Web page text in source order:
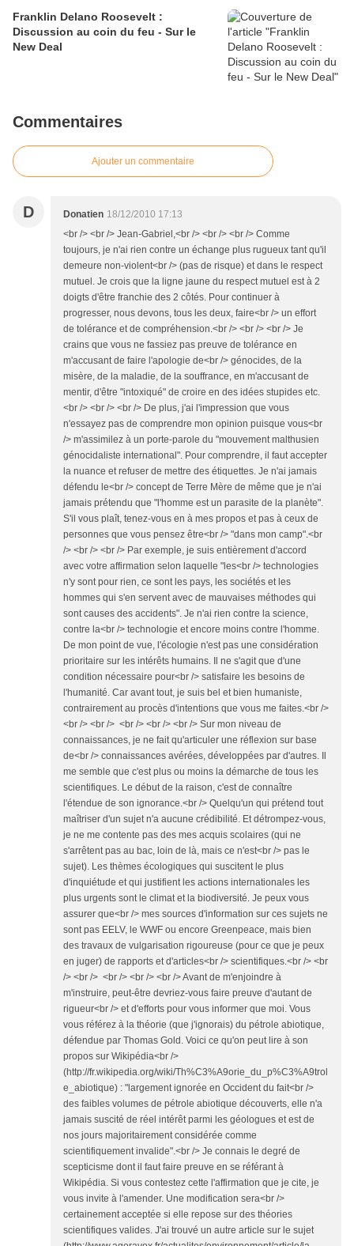
Franklin Delano Roosevelt :
Discussion au coin du feu - Sur le
New Deal
Commentaires
Ajouter un commentaire
D Donatien 18/12/2010 17:13
<br /> <br /> Jean-Gabriel,<br /> <br /> <br /> Comme
toujours, je n'ai rien contre un échange plus rugueux tant qu'il
demeure non-violent<br /> (pas de risque) et dans le respect
mutuel. Je crois que la ligne jaune du respect mutuel est à 2
doigts d'être franchie des 2 côtés. Pour continuer à
progresser, nous devons, tous les deux, faire<br /> un effort
de tolérance et de compréhension.<br /> <br /> <br /> Je
crains que vous ne fassiez pas preuve de tolérance en
m'accusant de faire l'apologie de<br /> génocides, de la
misère, de la maladie, de la souffrance, en m'accusant de
mentir, d'être "intoxiqué" de croire en des idées stupides etc.
<br /> <br /> <br /> De plus, j'ai l'impression que vous
n'essayez pas de comprendre mon opinion puisque vous<br
/> m'assimilez à un porte-parole du "mouvement malthusien
génocidaliste international". Pour comprendre, il faut accepter
la nuance et refuser de mettre des étiquettes. Je n'ai jamais
défendu le<br /> concept de Terre Mère de même que je n'ai
jamais prétendu que "l'homme est un parasite de la planète".
S'il vous plaît, tenez-vous en à mes propos et pas à ceux de
personnes que vous pensez être<br /> "dans mon camp".<br
/> <br /> <br /> Par exemple, je suis entièrement d'accord
avec votre affirmation selon laquelle "les<br /> technologies
n'y sont pour rien, ce sont les pays, les sociétés et les
hommes qui s'en servent avec de mauvaises méthodes qui
sont causes des accidents". Je n'ai rien contre la science,
contre la<br /> technologie et encore moins contre l'homme.
De mon point de vue, l'écologie n'est pas une considération
prioritaire sur les intérêts humains. Il ne s'agit que d'une
condition nécessaire pour<br /> satisfaire les besoins de
l'humanité. Car avant tout, je suis bel et bien humaniste,
contrairement au procès d'intentions que vous me faites.<br />
<br /> <br /> <br /> <br /> <br /> Sur mon niveau de
connaissances, je ne fait qu'articuler une réflexion sur base
de<br /> connaissances avérées, développées par d'autres. Il
me semble que c'est plus ou moins la démarche de tous les
scientifiques. Le début de la raison, c'est de connaître
l'étendue de son ignorance.<br /> Quelqu'un qui prétend tout
maîtriser d'un sujet n'a aucune crédibilité. Et détrompez-vous,
je ne me contente pas des mes acquis scolaires (qui ne
s'arrêtent pas au bac, loin de là, mais ce n'est<br /> pas le
sujet). Les thèmes écologiques qui suscitent le plus
d'inquiétude et qui justifient les actions internationales les
plus urgents sont le climat et la biodiversité. Je peux vous
assurer que<br /> mes sources d'information sur ces sujets ne
sont pas EELV, le WWF ou encore Greenpeace, mais bien
des travaux de vulgarisation rigoureuse (pour ce que je peux
en juger) de rapports et d'articles<br /> scientifiques.<br /> <br
/> <br /> <br /> <br /> <br /> Avant de m'enjoindre à
m'instruire, peut-être devriez-vous faire preuve d'autant de
rigueur<br /> et d'efforts pour vous informer que moi. Vous
vous référez à la théorie (que j'ignorais) du pétrole abiotique,
défendue par Thomas Gold. Voici ce qu'on peut lire à son
propos sur Wikipédia<br />
(http://fr.wikipedia.org/wiki/Th%C3%A9orie_du_p%C3%A9trol
e_abiotique) : "largement ignorée en Occident du fait<br />
des faibles volumes de pétrole abiotique découverts, elle n'a
jamais suscité de réel intérêt parmi les géologues et est de
nos jours majoritairement considérée comme
scientifiquement invalide".<br /> Je connais le degré de
scepticisme dont il faut faire preuve en se référant à
Wikipédia. Si vous contestez cette l'affirmation que je cite, je
vous invite à l'amender. Une modification sera<br />
certainement acceptée si elle repose sur des théories
scientifiques valides. J'ai trouvé un autre article sur le sujet